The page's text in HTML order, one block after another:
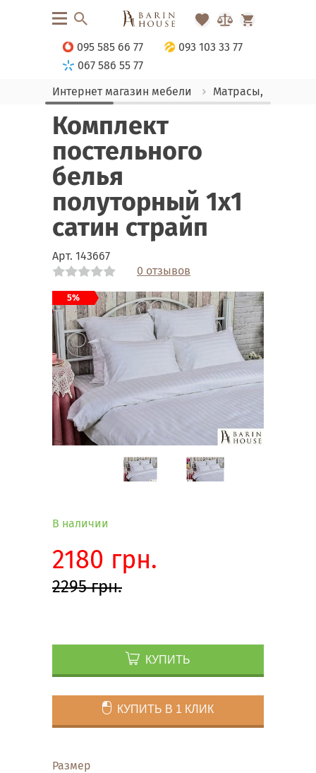
095 585 66 77
093 103 33 77
067 586 55 77
Интернет магазин мебели
Матрасы, текстиль
Комплект
постельного
белья
полуторный 1х1
сатин страйп
Арт. 143667
0 отзывов
5%
Link
Link
В наличии
2180 грн.
2295 грн.
КУПИТЬ
КУПИТЬ В 1 КЛИК
Размер